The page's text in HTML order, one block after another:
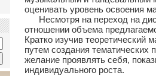
оценивать уровень освоения
Несмотря на переход на
отношении объема
Кратко изучив теоретический
путем создания тематических
желание проявлять себя,
индивидуального роста.